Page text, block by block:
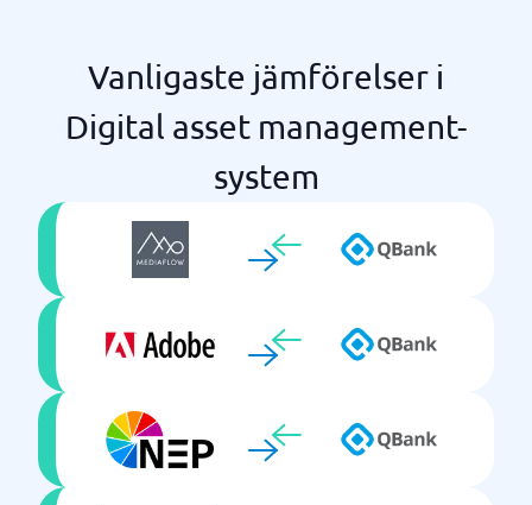
Vanligaste jämförelser i
Digital asset management-
system